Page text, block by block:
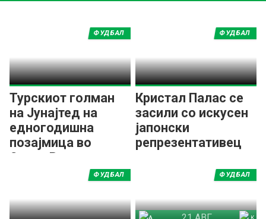
Турскиот голман
на Јунајтед на
едногодишна
позајмица во
Селта Виго
ФУДБАЛ
Кристал Палас се
засили со искусен
јапонски
репрезентативец
ФУДБАЛ
ФУДБАЛ ФУДБАЛ